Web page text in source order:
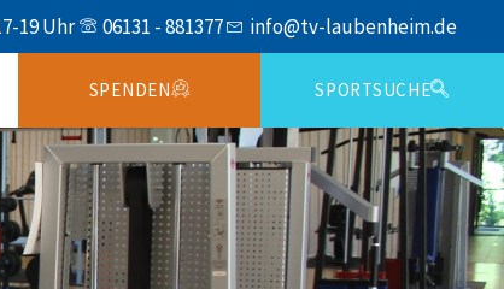
19 Uhr 06131 - 881377 info@tv-laubenheim.de
SPENDEN SPORTSUCHE